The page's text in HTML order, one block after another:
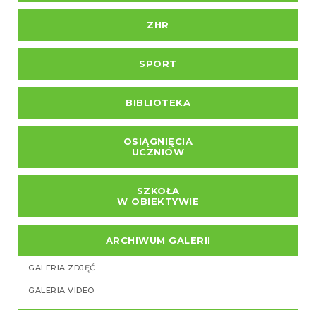
ZHR
SPORT
BIBLIOTEKA
OSIĄGNIĘCIA
UCZNIÓW
SZKOŁA
W OBIEKTYWIE
ARCHIWUM GALERII
GALERIA ZDJĘĆ
GALERIA VIDEO